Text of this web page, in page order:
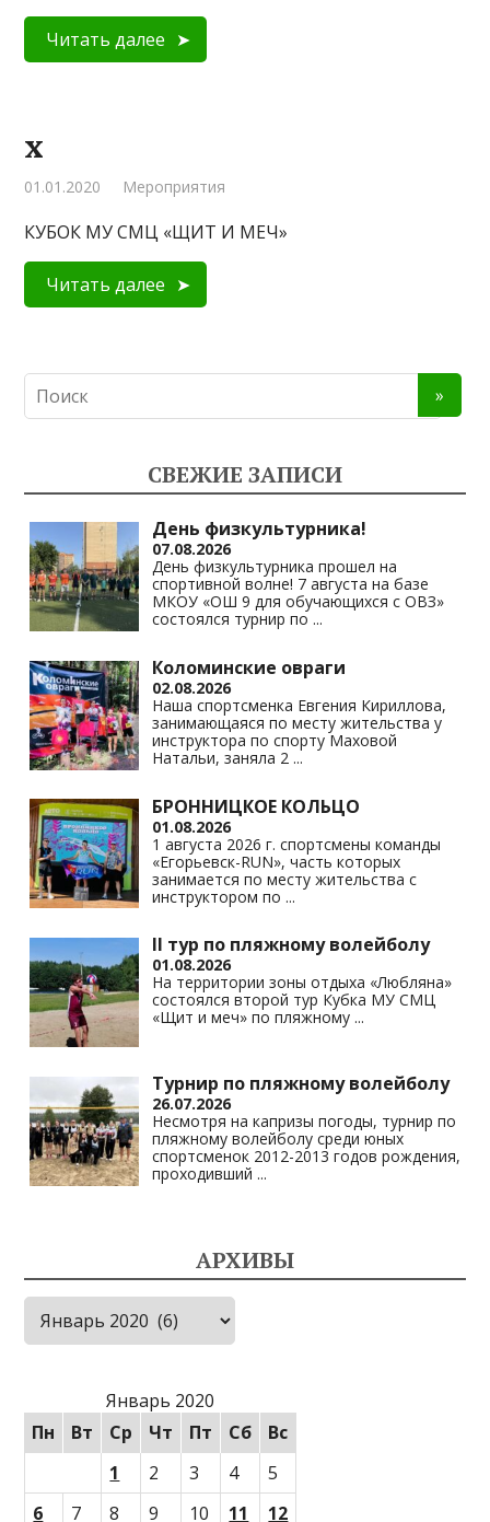
Читать далее
x
01.01.2020 Мероприятия
КУБОК МУ СМЦ «ЩИТ И МЕЧ»
Читать далее
СВЕЖИЕ ЗАПИСИ
День физкультурника!
07.08.2026
День физкультурника прошел на
спортивной волне! 7 августа на базе
МКОУ «ОШ 9 для обучающихся с ОВЗ»
состоялся турнир по ...
Коломинские овраги
02.08.2026
Наша спортсменка Евгения Кириллова,
занимающаяся по месту жительства у
инструктора по спорту Маховой
Натальи, заняла 2 ...
БРОННИЦКОЕ КОЛЬЦО
01.08.2026
1 августа 2026 г. спортсмены команды
«Егорьевск-RUN», часть которых
занимается по месту жительства с
инструктором по ...
II тур по пляжному волейболу
01.08.2026
На территории зоны отдыха «Любляна»
состоялся второй тур Кубка МУ СМЦ
«Щит и меч» по пляжному ...
Турнир по пляжному волейболу
26.07.2026
Несмотря на капризы погоды, турнир по
пляжному волейболу среди юных
спортсменок 2012-2013 годов рождения,
проходивший ...
АРХИВЫ
Архивы
Январь 2020
Пн
Вт Ср Чт Пт Сб
Вс
1
2 3 4
5
6
7 8 9 10 11 12